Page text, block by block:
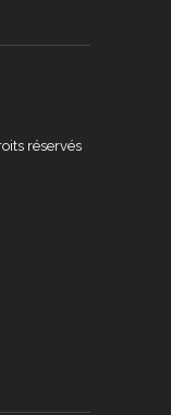
réservés